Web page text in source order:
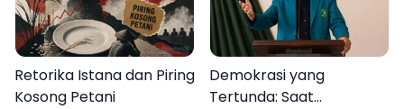
Retorika Istana dan Piring
Kosong Petani
Demokrasi yang
Tertunda: Saat